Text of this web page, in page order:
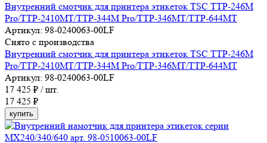
Внутренний смотчик для принтера этикеток TSC TTP-246M
Pro/TTP-2410MT/TTP-344M Pro/TTP-346MT/TTP-644MT
Артикул: 98-0240063-00LF
Снято с производства
Внутренний смотчик для принтера этикеток TSC TTP-246M
Pro/TTP-2410MT/TTP-344M Pro/TTP-346MT/TTP-644MT
Артикул: 98-0240063-00LF
17 425 ₽ / шт.
17 425 ₽
купить